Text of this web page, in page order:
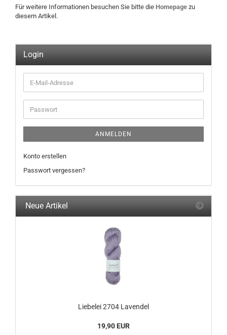
Für weitere Informationen besuchen Sie bitte die Homepage zu
diesem Artikel.
Login
E-
Mail-
Adresse
Passwort
ANMELDEN
Konto erstellen
Passwort vergessen?
Neue Artikel
Liebelei 2704 Lavendel
19,90 EUR